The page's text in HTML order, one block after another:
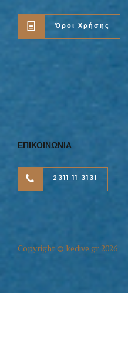
Όροι Χρήσης
ΕΠΙΚΟΙΝΩΝΙΑ
2311 11 3131
Copyright © kedive.gr 2026